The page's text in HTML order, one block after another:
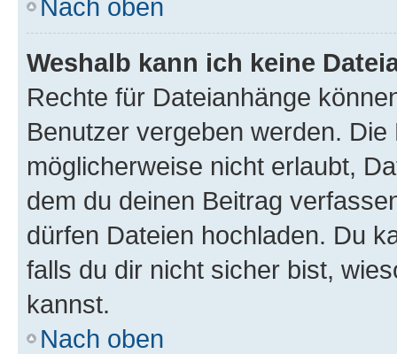
Nach oben
Weshalb kann ich keine
Rechte für Dateianhänge
Benutzer vergeben werden.
möglicherweise nicht erlaubt,
dem du deinen Beitrag
dürfen Dateien hochladen. Du
falls du dir nicht sicher bist,
kannst.
Nach oben